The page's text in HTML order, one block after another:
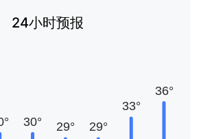
24小时预报